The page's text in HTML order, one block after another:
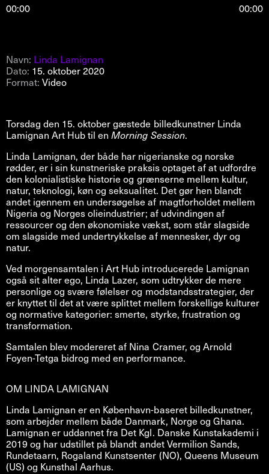
00:00 00:00
Navn: Linda Lamignan
Dato: 15. oktober 2020
Format:Video
Torsdag den 15. oktober gæstede billedkunstner Linda
Lamignan Art Hub til enMorning Session.
Linda Lamignan, der både har nigerianske og norske
rødder, er i sin kunstneriske praksis optaget af at udfordre
den kolonialistiske historie og grænserne mellem kultur,
natur, teknologi, køn og seksualitet. Det gør hen blandt
andet igennem en undersøgelse af magtforholdet mellem
Nigeria og Norges olieindustrier; af udvindingen af
ressourcer og den økonomiske vækst, som står slagside
om slagside med undertrykkelse af mennesker, dyr og
natur.
Ved morgensamtalen i Art Hub introducerede Lamignan
også sit alter ego, Linda Lazer, som udtrykker de mere
personlige og svære følelser og modstandsstrategier, der
er knyttet til det at være splittet mellem forskellige kulturer
og normative kategorier: smerte, styrke, frustration og
transformation.
Samtalen blev modereret af Nina Cramer, og Arnold
Foyen-Tetga bidrog med en performance.
OM LINDA LAMIGNAN
Linda Lamignan er en København-baseret billedkunstner,
som arbejder mellem både Danmark, Norge og Ghana.
Lamignan er uddannet fra Det Kgl. Danske Kunstakademi i
2019 og har udstillet på blandt andet Vermilion Sands,
Rundetaarn, Rogaland Kunstsenter (NO), Queens Museum
(US) og Kunsthal Aarhus.